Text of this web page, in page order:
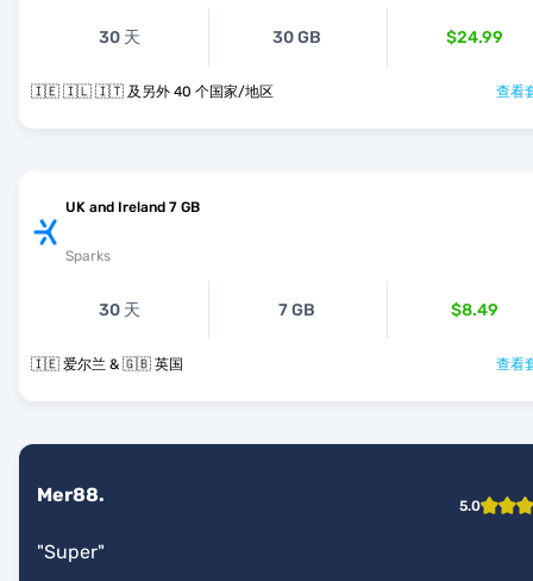
30 天 30 GB $24.99
🇮🇪 🇮🇱 🇮🇹 及另外 40 个国家/地区 查看
UK and Ireland 7 GB
Sparks
30 天 7 GB $8.49
🇮🇪 爱尔兰 & 🇬🇧 英国 查看
Mer88. 5.0
"Super"